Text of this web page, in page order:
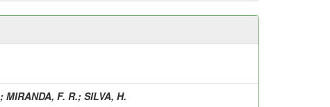
; MIRANDA, F. R.; SILVA, H.